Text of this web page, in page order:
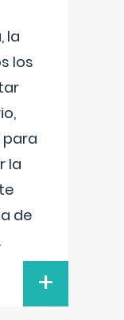
la
los
la
de
+